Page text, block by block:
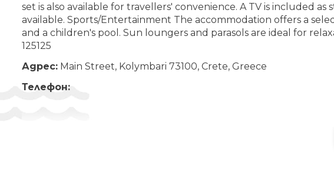
set is also available for travellers' convenience. A TV is included
available. Sports/Entertainment The accommodation offers a
and a children's pool. Sun loungers and parasols are ideal for
125125
Адрес: Main Street, Kolymbari 73100, Crete, Greece
Телефон: